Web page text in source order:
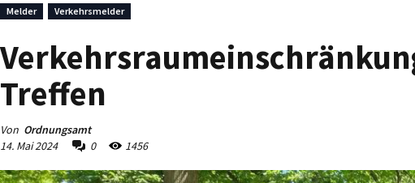
Melder Verkehrsmelder
Treffen
Von Ordnungsamt
14. Mai 2024
0 1456